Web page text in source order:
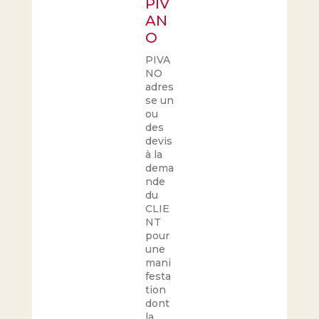
AN
O
PIVA
NO
adres
se un
ou
des
devis
à la
dema
nde
du
CLIE
NT
pour
une
mani
festa
tion
dont